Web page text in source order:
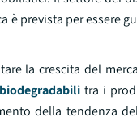
prevista per essere
la crescita del
tra i
della tendenza